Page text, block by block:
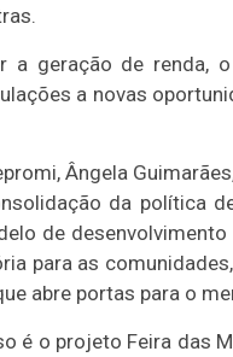
a geração de renda,
a novas
Ângela
da política
de
para as
abre portas para o
é o projeto Feira das